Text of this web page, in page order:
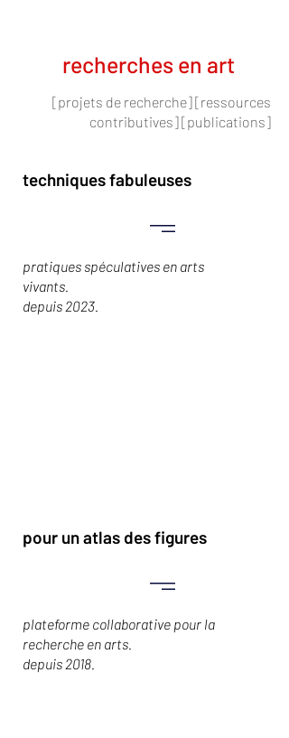
recherches en art
[projets de recherche] [ressources
contributives] [publications]
techniques fabuleuses
pratiques spéculatives en arts
vivants.
depuis 2023.
pour un atlas des figures
plateforme collaborative pour la
recherche en arts.
depuis 2018.